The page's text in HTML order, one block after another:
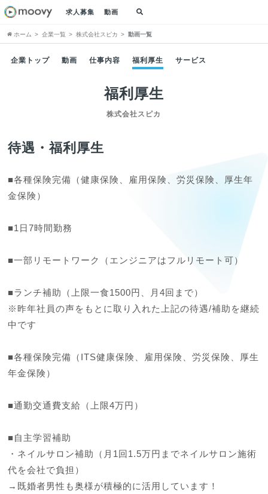
求人募集 動画
ホーム 企業一覧 株式会社スピカ 動画一覧
企業トップ 動画 仕事内容 福利厚生 サービス
福利厚生
株式会社スピカ
待遇・福利厚生
■各種保険完備（健康保険、雇用保険、労災保険、厚生年
金保険）
■1日7時間勤務
■一部リモートワーク（エンジニアはフルリモート可）
■ランチ補助（上限一食1500円、月4回まで）
※昨年社員の声をもとに取り入れた上記の待遇/補助を継続
中です
■各種保険完備（ITS健康保険、雇用保険、労災保険、厚生
年金保険）
■通勤交通費支給（上限4万円）
■自主学習補助
・ネイルサロン補助（月1回1.5万円までネイルサロン施術
代を会社で負担）
→既婚者男性も奥様が積極的に活用しています！